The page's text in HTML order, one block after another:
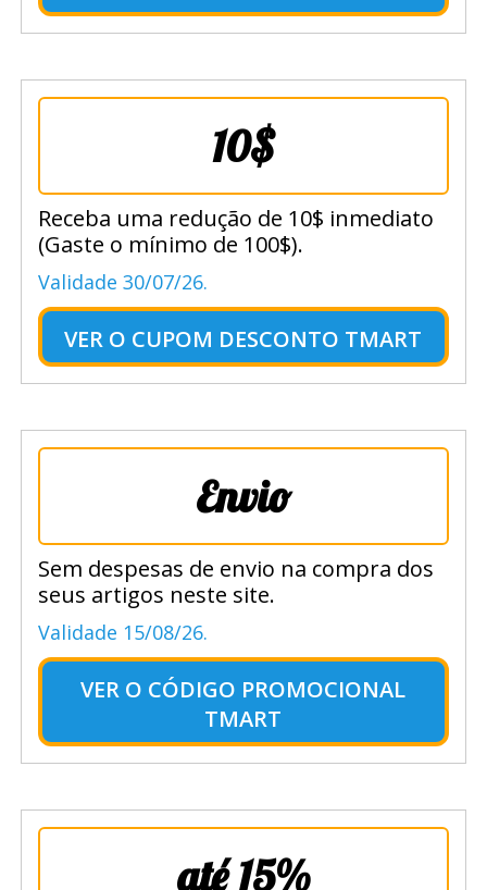
10$
Receba uma redução de 10$ inmediato
(Gaste o mínimo de 100$).
Validade 30/07/26.
VER O CUPOM DESCONTO TMART
Envio
Sem despesas de envio na compra dos
seus artigos neste site.
Validade 15/08/26.
VER O CÓDIGO PROMOCIONAL
TMART
até 15%